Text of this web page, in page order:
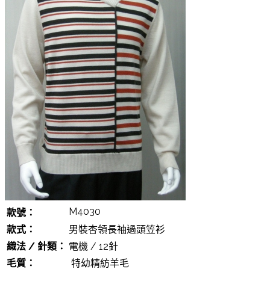
款號：
M4030
款式：
男裝杏領長袖過頭笠衫
織法 / 針類： 電機 / 12針
毛質：
特幼精紡羊毛